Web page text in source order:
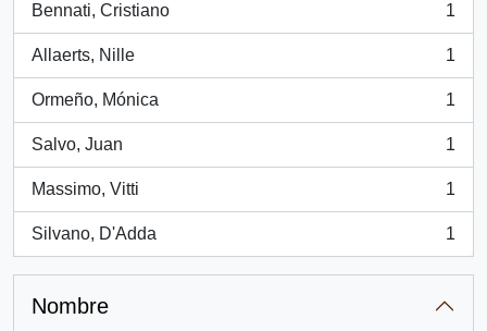
Bennati, Cristiano
, 1 resultados
1
Allaerts, Nille
, 1 resultados
1
Ormeño, Mónica
, 1 resultados
1
Salvo, Juan
, 1 resultados
1
Massimo, Vitti
, 1 resultados
1
Silvano, D'Adda
, 1 resultados
1
Nombre